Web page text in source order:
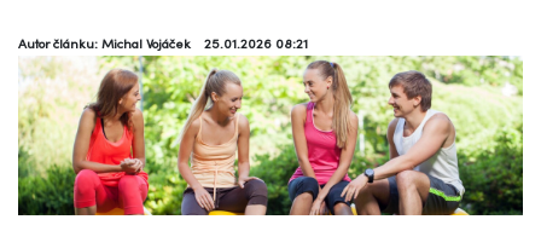
Autor článku: Michal Vojáček 25.01.2026 08:21